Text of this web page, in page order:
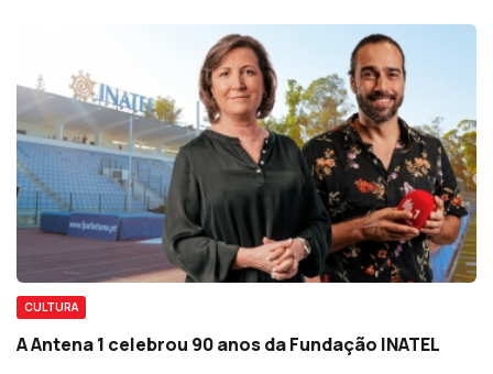
CULTURA
A Antena 1 celebrou 90 anos da Fundação INATEL